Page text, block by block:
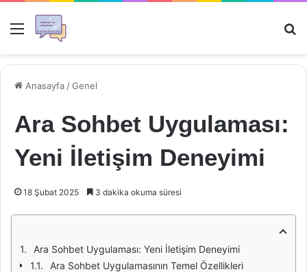
Menü
Anasayfa /Genel
Ara Sohbet Uygulaması:
Yeni İletişim Deneyimi
18 Şubat 2025 3 dakika okuma süresi
Ara Sohbet Uygulaması: Yeni İletişim Deneyimi
Ara Sohbet Uygulamasının Temel Özellikleri